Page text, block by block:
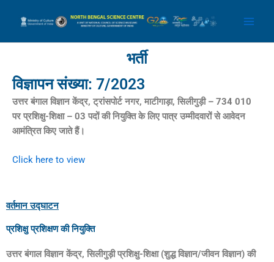
भर्ती
विज्ञापन संख्या: 7/2023
उत्तर बंगाल विज्ञान केंद्र, ट्रांसपोर्ट नगर, माटीगाड़ा, सिलीगुड़ी – 734 010
पर प्रशिक्षु-शिक्षा – 03 पदों की नियुक्ति के लिए पात्र उम्मीदवारों से आवेदन
आमंत्रित किए जाते हैं।
Click here to view
वर्तमान उद्घाटन
प्रशिक्षु प्रशिक्षण की नियुक्ति
उत्तर बंगाल विज्ञान केंद्र, सिलीगुड़ी प्रशिक्षु-शिक्षा (शुद्ध विज्ञान/जीवन विज्ञान) की